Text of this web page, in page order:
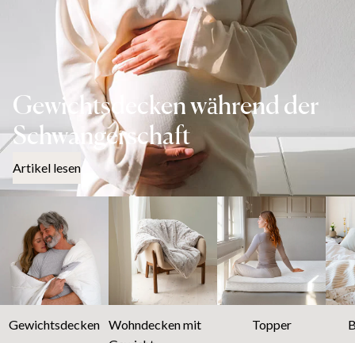
Gewichtsdecken während der
Schwangerschaft
Artikel lesen
Gewichtsdecken Wohndecken mit
Topper